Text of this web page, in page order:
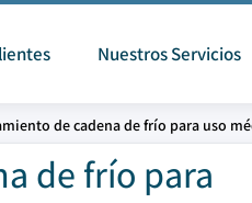
Nuestros Servicios
de cadena de frío para uso
de frío para